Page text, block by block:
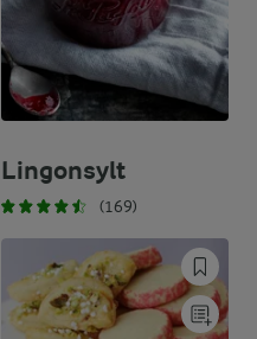
Lingonsylt
(169)